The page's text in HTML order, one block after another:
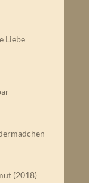
Liebe
(2018)